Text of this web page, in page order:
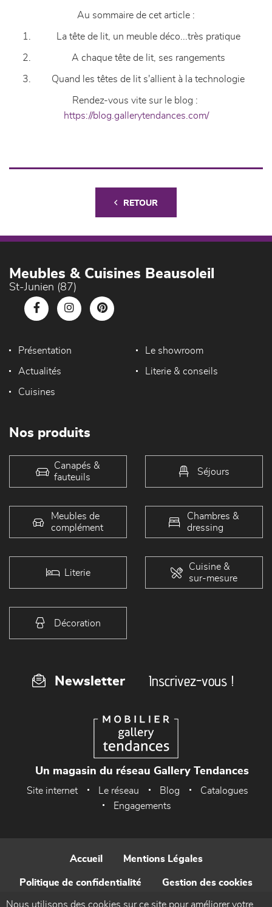
Au sommaire de cet article :
La tête de lit, un meuble déco...très pratique
A chaque tête de lit, ses rangements
Quand les têtes de lit s'allient à la technologie
Rendez-vous vite sur le blog :
https://blog.gallerytendances.com/
RETOUR
Meubles & Cuisines Beausoleil
St-Junien (87)
Présentation Le showroom
Actualités Literie & conseils
Cuisines
Nos produits
Canapés &
fauteuils
Séjours
Meubles de
complément
Chambres &
dressing
Literie
Cuisine &
sur-mesure
Décoration
Newsletter Inscrivez-vous !
Un magasin du réseau Gallery Tendances
Site internet Le réseau Blog
Catalogues
Engagements
Accueil Mentions Légales
Politique de confidentialité Gestion des cookies
Nous utilisons des cookies sur ce site pour améliorer votre